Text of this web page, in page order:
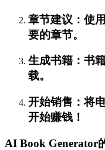
章节建议：使
要的章节。
生成书籍：书
载。
开始销售：将
开始赚钱！
AI Book Generator